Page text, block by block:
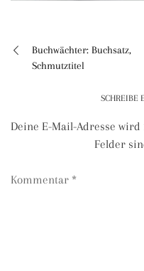
Beitragsnavigation
Buchwächter: Buchsatz,
Schmutztitel
SCHREIBE
Deine E-Mail-Adresse
Felder
Kommentar *